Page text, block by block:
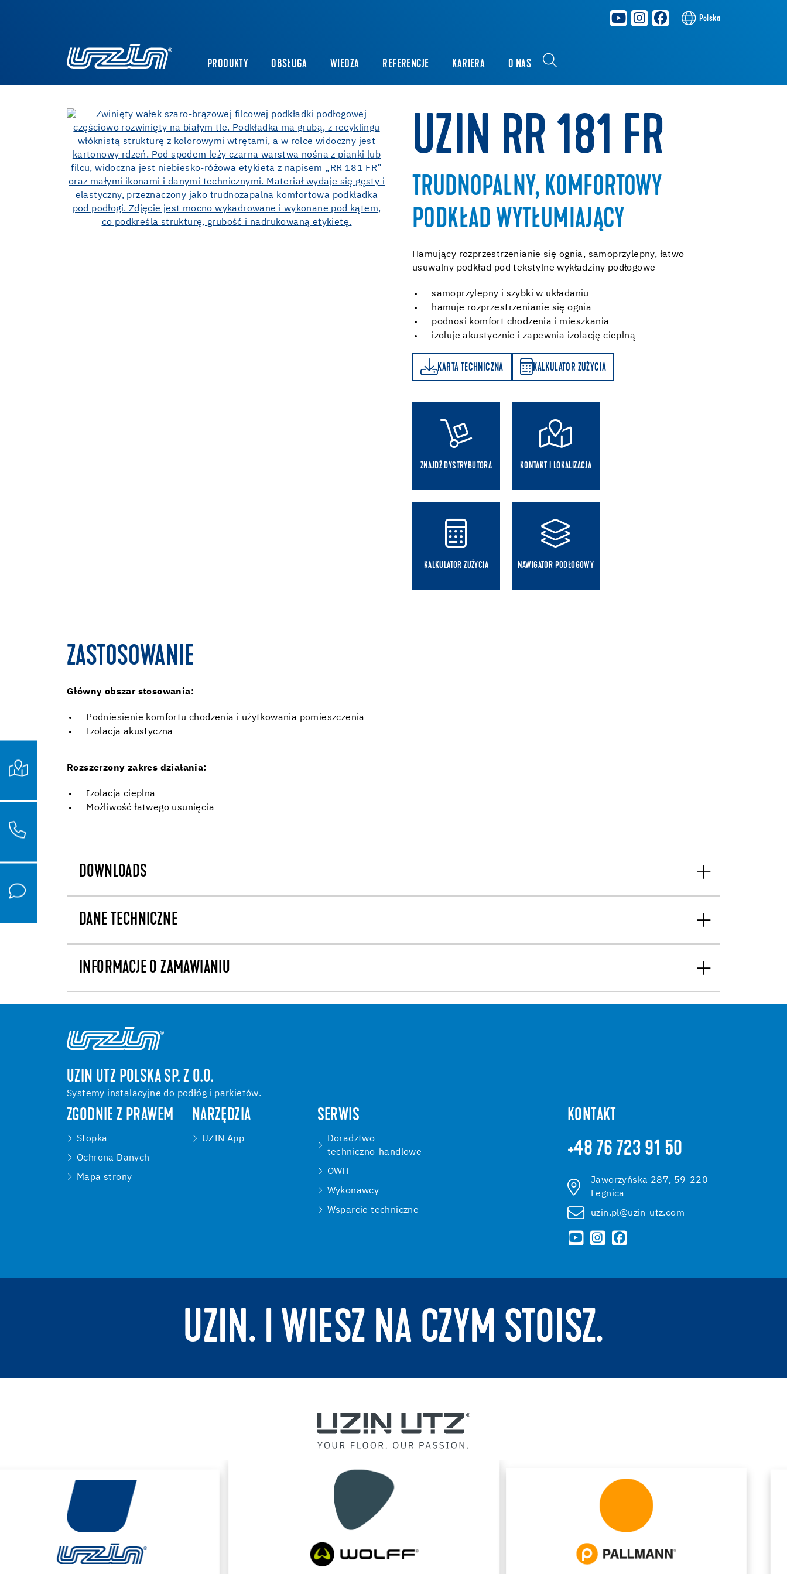
Polska
PRODUKTY OBSŁUGA WIEDZA REFERENCJE KARIERA O NAS
UZIN RR 181 FR
TRUDNOPALNY, KOMFORTOWY
PODKŁAD WYTŁUMIAJĄCY
Hamujący rozprzestrzenianie się ognia, samoprzylepny, łatwo
usuwalny podkład pod tekstylne wykładziny podłogowe
samoprzylepny i szybki w układaniu
hamuje rozprzestrzenianie się ognia
podnosi komfort chodzenia i mieszkania
izoluje akustycznie i zapewnia izolację cieplną
KARTA TECHNICZNA KALKULATOR ZUŻYCIA
KALKULATOR ZUŻYCIA
ZNAJDŹ DYSTRYBUTORA KONTAKT I LOKALIZACJA
KALKULATOR ZUŻYCIA NAWIGATOR PODŁOGOWY
ZASTOSOWANIE
Główny obszar stosowania:
Podniesienie komfortu chodzenia i użytkowania pomieszczenia
Izolacja akustyczna
Rozszerzony zakres działania:
Izolacja cieplna
Możliwość łatwego usunięcia
DOWNLOADS
DANE TECHNICZNE
INFORMACJE O ZAMAWIANIU
UZIN UTZ POLSKA SP. Z O.O.
Systemy instalacyjne do podłóg i parkietów.
ZGODNIE Z PRAWEM
Stopka
Ochrona Danych
Mapa strony
NARZĘDZIA
UZIN App
SERWIS
Doradztwo
techniczno-handlowe
OWH
Wykonawcy
Wsparcie techniczne
KONTAKT
+48 76 723 91 50
Jaworzyńska 287, 59-220
Legnica
uzin.pl@uzin-utz.com
UZIN. I WIESZ NA CZYM STOISZ.